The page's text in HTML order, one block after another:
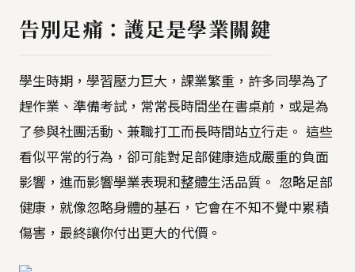
告別足痛：護足是學業關鍵
學生時期，學習壓力巨大，課業繁重，許多同學為了
趕作業、準備考試，常常長時間坐在書桌前，或是為
了參與社團活動、兼職打工而長時間站立行走。 這些
看似平常的行為，卻可能對足部健康造成嚴重的負面
影響，進而影響學業表現和整體生活品質。 忽略足部
健康，就像忽略身體的基石，它會在不知不覺中累積
傷害，最終讓你付出更大的代價。